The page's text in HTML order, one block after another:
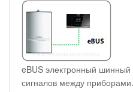
eBUS электронный шинный
сигналов между приборами.